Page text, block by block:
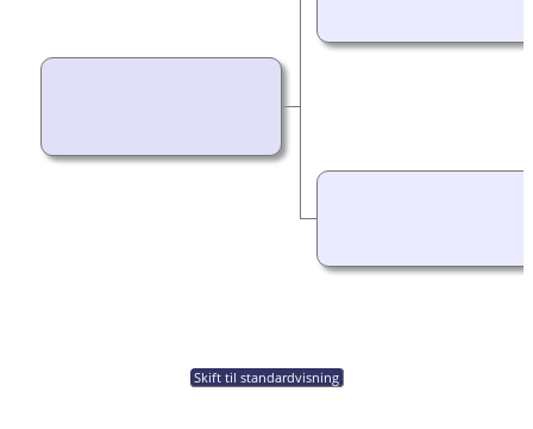
Skift til standardvisning